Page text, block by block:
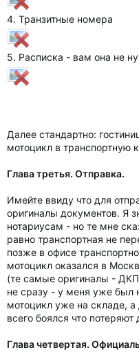
4. Транзитные номера
5. Расписка - вам она не
Далее стандартно:
мотоцикл в транспортную
Глава третья. Отправка.
Имейте ввиду что для
оригиналы документов. Я
нотариусам - но те мне
равно транспортная не
позже в офисе
мотоцикл оказался в
(те самые оригиналы -
не сразу - у меня уже был
мотоцикл уже на складе,
всего боялся что
Глава четвертая.